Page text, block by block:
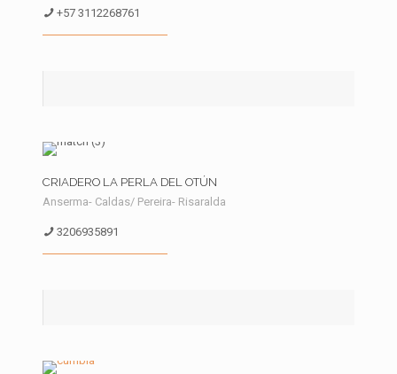
+57 3112268761
CRIADERO LA PERLA DEL OTÚN
Anserma- Caldas/ Pereira- Risaralda
3206935891